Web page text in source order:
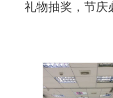
礼物抽奖，节庆